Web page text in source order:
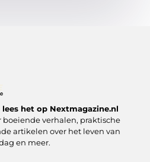
het op Nextmagazine.nl
boeiende verhalen, praktische
artikelen over het leven van
en meer.